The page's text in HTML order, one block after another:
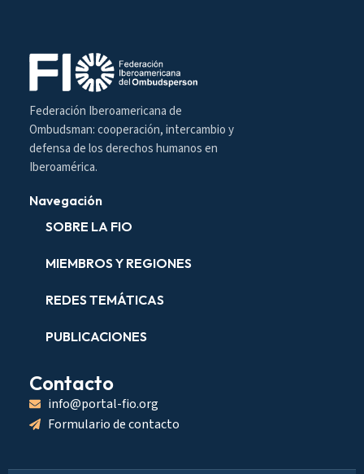
Federación Iberoamericana de
Ombudsman: cooperación, intercambio y
defensa de los derechos humanos en
Iberoamérica.
Navegación
SOBRE LA FIO
MIEMBROS Y REGIONES
REDES TEMÁTICAS
PUBLICACIONES
Contacto
info@portal-fio.org
Formulario de contacto